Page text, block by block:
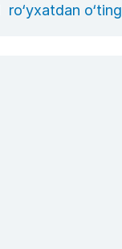
ro‘yxatdan o‘ting